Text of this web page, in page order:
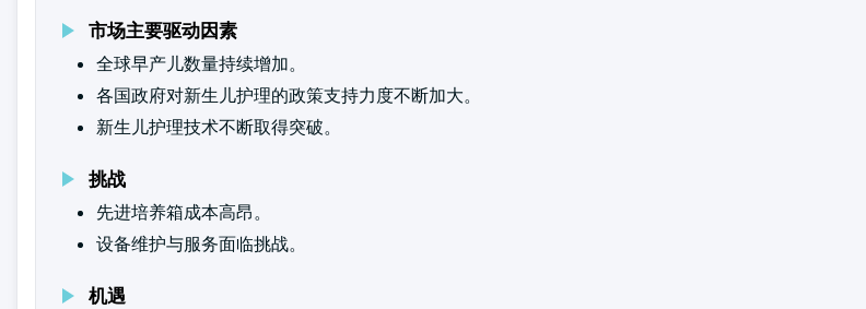
市场主要驱动因素
全球早产儿数量持续增加。
各国政府对新生儿护理的政策支持力度不断加大。
新生儿护理技术不断取得突破。
挑战
先进培养箱成本高昂。
设备维护与服务面临挑战。
机遇